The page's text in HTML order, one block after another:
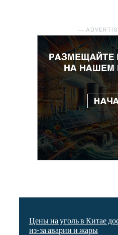
―
Цены на уголь в Китае
из-за аварии и жары